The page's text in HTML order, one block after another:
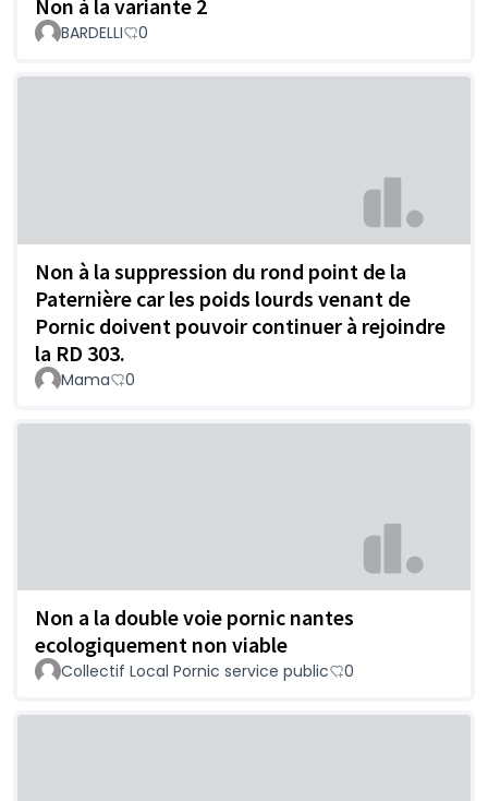
Non à la variante 2
BARDELLI 0
Non à la suppression du rond point de la
Paternière car les poids lourds venant de
Pornic doivent pouvoir continuer à rejoindre
la RD 303.
Mama 0
Non a la double voie pornic nantes
ecologiquement non viable
Collectif Local Pornic service public 0